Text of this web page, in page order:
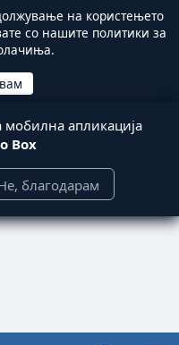
на користењето
со нашите политики за
мобилна апликација
Box
благодарам